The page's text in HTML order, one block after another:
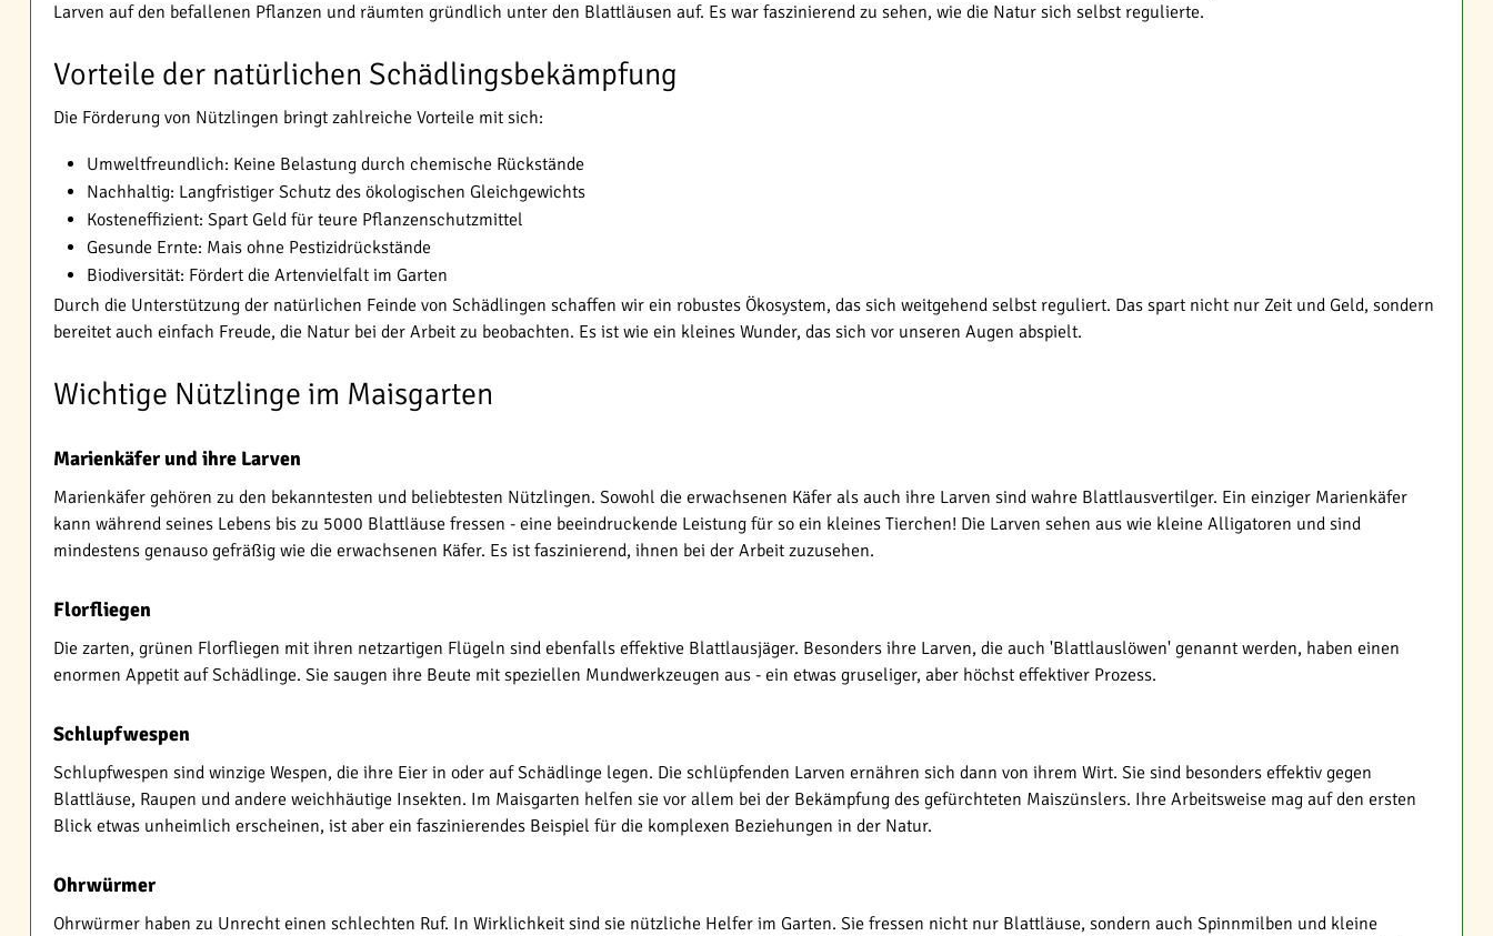
Larven auf den befallenen Pflanzen und räumten gründlich unter den Blattläusen auf. Es war faszinierend zu sehen, wie die Natur sich selbst regulierte.
Vorteile der natürlichen Schädlingsbekämpfung
Die Förderung von Nützlingen bringt zahlreiche Vorteile mit sich:
Umweltfreundlich: Keine Belastung durch chemische Rückstände
Nachhaltig: Langfristiger Schutz des ökologischen Gleichgewichts
Kosteneffizient: Spart Geld für teure Pflanzenschutzmittel
Gesunde Ernte: Mais ohne Pestizidrückstände
Biodiversität: Fördert die Artenvielfalt im Garten
Durch die Unterstützung der natürlichen Feinde von Schädlingen schaffen wir ein robustes Ökosystem, das sich weitgehend selbst reguliert. Das spart nicht nur Zeit und Geld, sondern
bereitet auch einfach Freude, die Natur bei der Arbeit zu beobachten. Es ist wie ein kleines Wunder, das sich vor unseren Augen abspielt.
Wichtige Nützlinge im Maisgarten
Marienkäfer und ihre Larven
Marienkäfer gehören zu den bekanntesten und beliebtesten Nützlingen. Sowohl die erwachsenen Käfer als auch ihre Larven sind wahre Blattlausvertilger. Ein einziger Marienkäfer
kann während seines Lebens bis zu 5000 Blattläuse fressen - eine beeindruckende Leistung für so ein kleines Tierchen! Die Larven sehen aus wie kleine Alligatoren und sind
mindestens genauso gefräßig wie die erwachsenen Käfer. Es ist faszinierend, ihnen bei der Arbeit zuzusehen.
Florfliegen
Die zarten, grünen Florfliegen mit ihren netzartigen Flügeln sind ebenfalls effektive Blattlausjäger. Besonders ihre Larven, die auch 'Blattlauslöwen' genannt werden, haben einen
enormen Appetit auf Schädlinge. Sie saugen ihre Beute mit speziellen Mundwerkzeugen aus - ein etwas gruseliger, aber höchst effektiver Prozess.
Schlupfwespen
Schlupfwespen sind winzige Wespen, die ihre Eier in oder auf Schädlinge legen. Die schlüpfenden Larven ernähren sich dann von ihrem Wirt. Sie sind besonders effektiv gegen
Blattläuse, Raupen und andere weichhäutige Insekten. Im Maisgarten helfen sie vor allem bei der Bekämpfung des gefürchteten Maiszünslers. Ihre Arbeitsweise mag auf den ersten
Blick etwas unheimlich erscheinen, ist aber ein faszinierendes Beispiel für die komplexen Beziehungen in der Natur.
Ohrwürmer
Ohrwürmer haben zu Unrecht einen schlechten Ruf. In Wirklichkeit sind sie nützliche Helfer im Garten. Sie fressen nicht nur Blattläuse, sondern auch Spinnmilben und kleine